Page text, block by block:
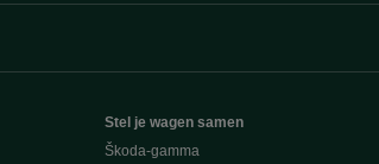
Stel je wagen samen
Škoda-gamma